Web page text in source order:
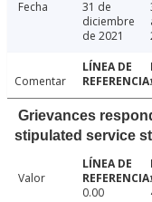
Fecha
31 de
diciembre
de 2021
Comentar
Grievances
stipulated service
Valor
0.00